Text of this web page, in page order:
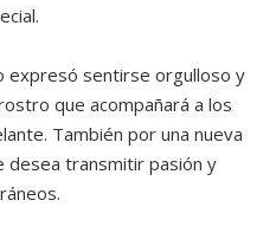
expresó sentirse orgulloso y
que acompañará a los
También por una nueva
desea transmitir pasión y